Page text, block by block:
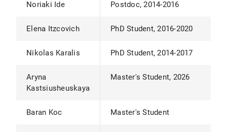
Noriaki Ide Postdoc, 2014-2016
Elena Itzcovich PhD Student, 2016-2020
Nikolas Karalis PhD Student, 2014-2017
Aryna
Kastsiusheuskaya
Master's Student, 2026
Baran Koc Master's Student